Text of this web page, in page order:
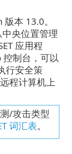
本 13.0。
中央位置管理
应用程
控制台，可以
行安全策
程计算机上
/攻击类型
词汇表。